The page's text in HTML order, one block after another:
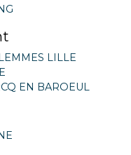
LILLE
EN BAROEUL